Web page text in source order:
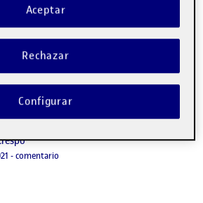
conectadopara publicar un
el diseño
publicación
-comentario
Rechazar
Aceptar
Configurar